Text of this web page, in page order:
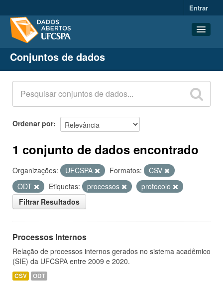
Entrar
Conjuntos de dados
Organizações
Grupos
Sobre
Conjuntos de dados
Ordenar por
1 conjunto de dados encontrado
Organizações: UFCSPA Formatos:
CSV
ODT
Etiquetas: processos
protocolo
Filtrar Resultados
Processos Internos
Relação de processos internos gerados no sistema acadêmico
(SIE) da UFCSPA entre 2009 e 2020.
CSV ODT